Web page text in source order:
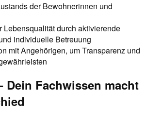
der Bewohnerinnen und
Lebensqualität durch aktivierende
individuelle Betreuung
mit Angehörigen, um Transparenz und
Dein Fachwissen macht